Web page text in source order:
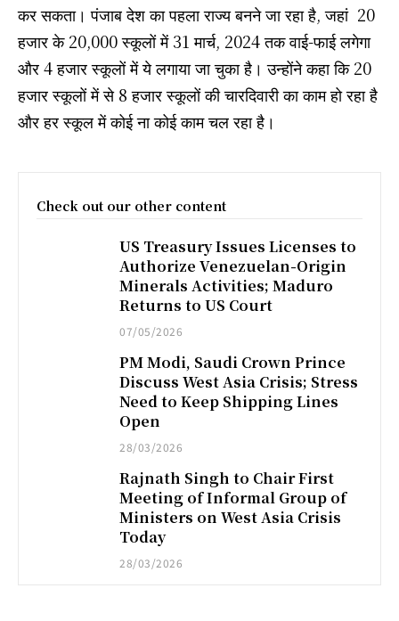
कर सकता। पंजाब देश का पहला राज्य बनने जा रहा है, जहां 20
हजार के 20,000 स्कूलों में 31 मार्च, 2024 तक वाई-फाई लगेगा
और 4 हजार स्कूलों में ये लगाया जा चुका है। उन्होंने कहा कि 20
हजार स्कूलों में से 8 हजार स्कूलों की चारदिवारी का काम हो रहा है
और हर स्कूल में कोई ना कोई काम चल रहा है।
Check out our other content
US Treasury Issues Licenses to
Authorize Venezuelan-Origin
Minerals Activities; Maduro
Returns to US Court
07/05/2026
PM Modi, Saudi Crown Prince
Discuss West Asia Crisis; Stress
Need to Keep Shipping Lines
Open
28/03/2026
Rajnath Singh to Chair First
Meeting of Informal Group of
Ministers on West Asia Crisis
Today
28/03/2026